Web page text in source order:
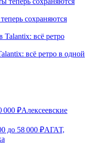
сохраняются
всё ретро в одной
000 ₽Алексеевские
до 58 000 ₽АГАТ,